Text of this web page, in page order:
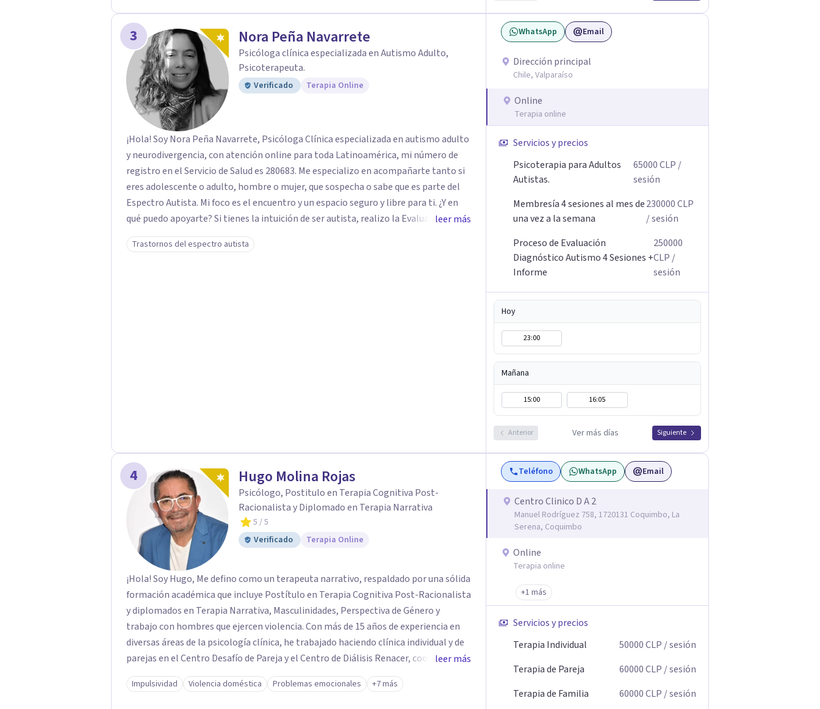
3 Nora Peña Navarrete
Psicóloga clínica especializada en Autismo Adulto,
Psicoterapeuta.
Verificado Terapia Online
¡Hola! Soy Nora Peña Navarrete, Psicóloga Clínica especializada en autismo adulto
y neurodivergencia, con atención online para toda Latinoamérica, mi número de
registro en el Servicio de Salud es 280683. Me especializo en acompañarte tanto si
eres adolescente o adulto, hombre o mujer, que sospecha o sabe que es parte del
Espectro Autista. Mi foco es el encuentro y un espacio seguro y libre para ti. ¿Y en
qué puedo apoyarte? Si tienes la intuición de ser autista, realizo la Evaluación
Diagnóstica utilizando protocolos de alta precisión (incluyendo la formación en
ADOS-2 y Diplomas UV). Te entrego un informe que le da nombre y comprensión a
leer más
Trastornos del espectro autista
WhatsApp Email
Dirección principal
Chile, Valparaíso
Online
Terapia online
Servicios y precios
Psicoterapia para Adultos
Autistas.
65000CLP /
sesión
Membresía 4 sesiones al mes de
una vez a la semana
230000CLP
/ sesión
Proceso de Evaluación
Diagnóstico Autismo 4 Sesiones +
Informe
250000
CLP /
sesión
Hoy
23:00
Mañana
15:00 16:05
Anterior Ver más días Siguiente
4 Hugo Molina Rojas
Psicólogo, Postitulo en Terapia Cognitiva Post-
Racionalista y Diplomado en Terapia Narrativa
5 / 5
Verificado
Terapia Online
¡Hola! Soy Hugo, Me defino como un terapeuta narrativo, respaldado por una sólida
formación académica que incluye Postítulo en Terapia Cognitiva Post-Racionalista
y diplomados en Terapia Narrativa, Masculinidades, Perspectiva de Género y
trabajo con hombres que ejercen violencia. Con más de 15 años de experiencia en
diversas áreas de la psicología clínica, he trabajado haciendo clínica individual y de
parejas en el Centro Desafío de Pareja y el Centro de Diálisis Renacer, coordinando
el Programa de Resocialización Para hombre que ejercen Violencia contra la Pareja
(PRHEVIP) y siendo docente en la Universidad de Aconcagua impartiendo cátedras
leer más
Impulsividad Violencia doméstica Problemas emocionales +7 más
Teléfono WhatsApp Email
Centro Clinico D A 2
Manuel Rodríguez 758, 1720131 Coquimbo, La
Serena, Coquimbo
Online
Terapia online
+1 más
Servicios y precios
Terapia Individual
50000CLP / sesión
Terapia de Pareja
60000CLP / sesión
Terapia de Familia
60000CLP / sesión